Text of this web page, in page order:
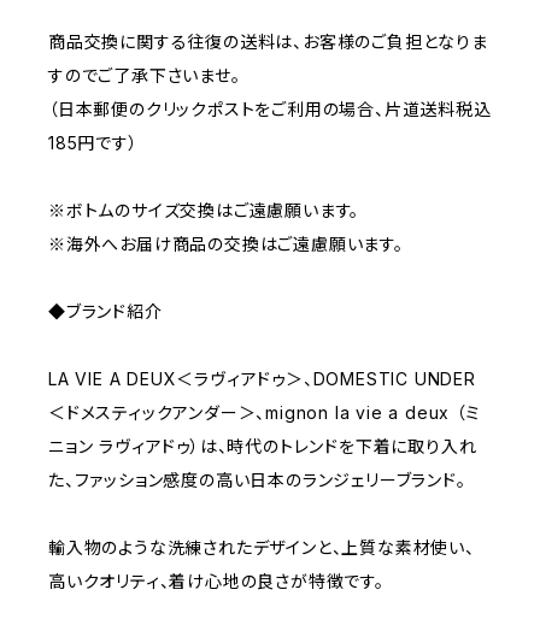
商品交換に関する往復の送料は、お客様のご負担となりま
すのでご了承下さいませ。
（日本郵便のクリックポストをご利用の場合、片道送料税込
185円です）
※ボトムのサイズ交換はご遠慮願います。
※海外へお届け商品の交換はご遠慮願います。
◆ブランド紹介
LA VIE A DEUX＜ラヴィアドゥ＞、DOMESTIC UNDER
＜ドメスティックアンダー＞、mignon la vie a deux （ミ
ニョン ラヴィアドゥ）は、時代のトレンドを下着に取り入れ
た、ファッション感度の高い日本のランジェリーブランド。
輸入物のような洗練されたデザインと、上質な素材使い、
高いクオリティ、着け心地の良さが特徴です。